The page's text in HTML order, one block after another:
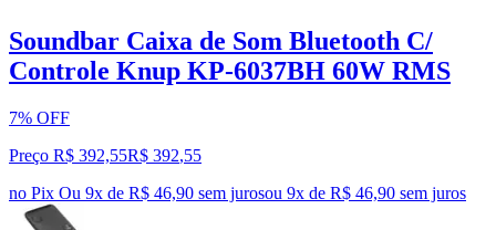
Soundbar Caixa de Som Bluetooth C/
Controle Knup KP-6037BH 60W RMS
7% OFF
Preço R$ 392,55R$ 392,55
no Pix Ou 9x de R$ 46,90 sem jurosou 9x de R$ 46,90 sem juros